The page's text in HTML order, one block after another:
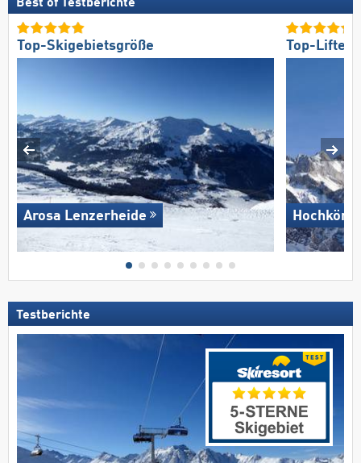
Best of Testberichte
Top-Skigebietsgröße
Arosa Lenzerheide
Top-Lifte/
Hochkönig
Testberichte